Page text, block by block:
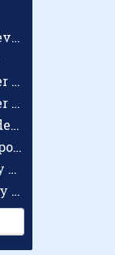
Redman Europe Sales Developer (Europe)
Dura Vermeer Uitvoerder GWW Amsterdam
Dura Vermeer Uitvoerder Civiel Nijmegen
Duifhuizen Verkoopmedewerker Ridderkerk
EK Retail Customer Support Omnichannel
Hubo Assistent Category Manager
Checkpoint Systems Key Accountmanager Benelux